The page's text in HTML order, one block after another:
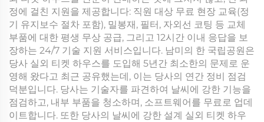
정에 걸친 지원을 제공합니다: 직원 대상 무료 현장 교육(정
기 유지보수 절차 포함), 밀봉재, 필터, 자외선 코팅 등 교체
부품에 대한 평생 무상 공급, 그리고 12시간 이내 응답을 보
장하는 24/7 기술 지원 서비스입니다. 남미의 한 국립공원은
당사 실외 티켓 하우스를 도입해 5년간 최소한의 문제로 운
영해 왔다고 최근 공유했는데, 이는 당사의 연간 정비 점검
덕분입니다. 당사는 기술자를 파견하여 날씨에 강한 기능을
점검하고, 내부 부품을 청소하며, 소프트웨어를 무료로 업데
이트합니다. 또한 당사의 날씨에 강한 설계 실외 티켓 하우